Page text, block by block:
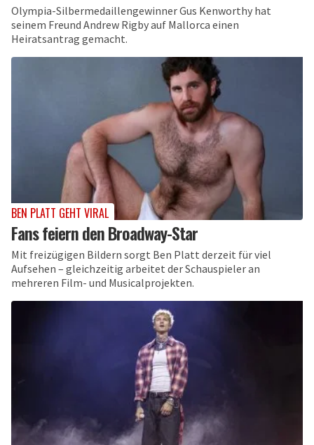
Olympia-Silbermedaillengewinner Gus Kenworthy hat
seinem Freund Andrew Rigby auf Mallorca einen
Heiratsantrag gemacht.
BEN PLATT GEHT VIRAL
Fans feiern den Broadway-Star
Mit freizügigen Bildern sorgt Ben Platt derzeit für viel
Aufsehen – gleichzeitig arbeitet der Schauspieler an
mehreren Film- und Musicalprojekten.